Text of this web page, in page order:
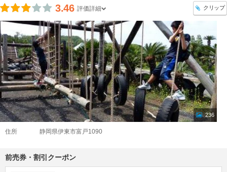
3.46 評価詳細 クリップ
236
住所 静岡県伊東市富戸1090
前売券・割引クーポン